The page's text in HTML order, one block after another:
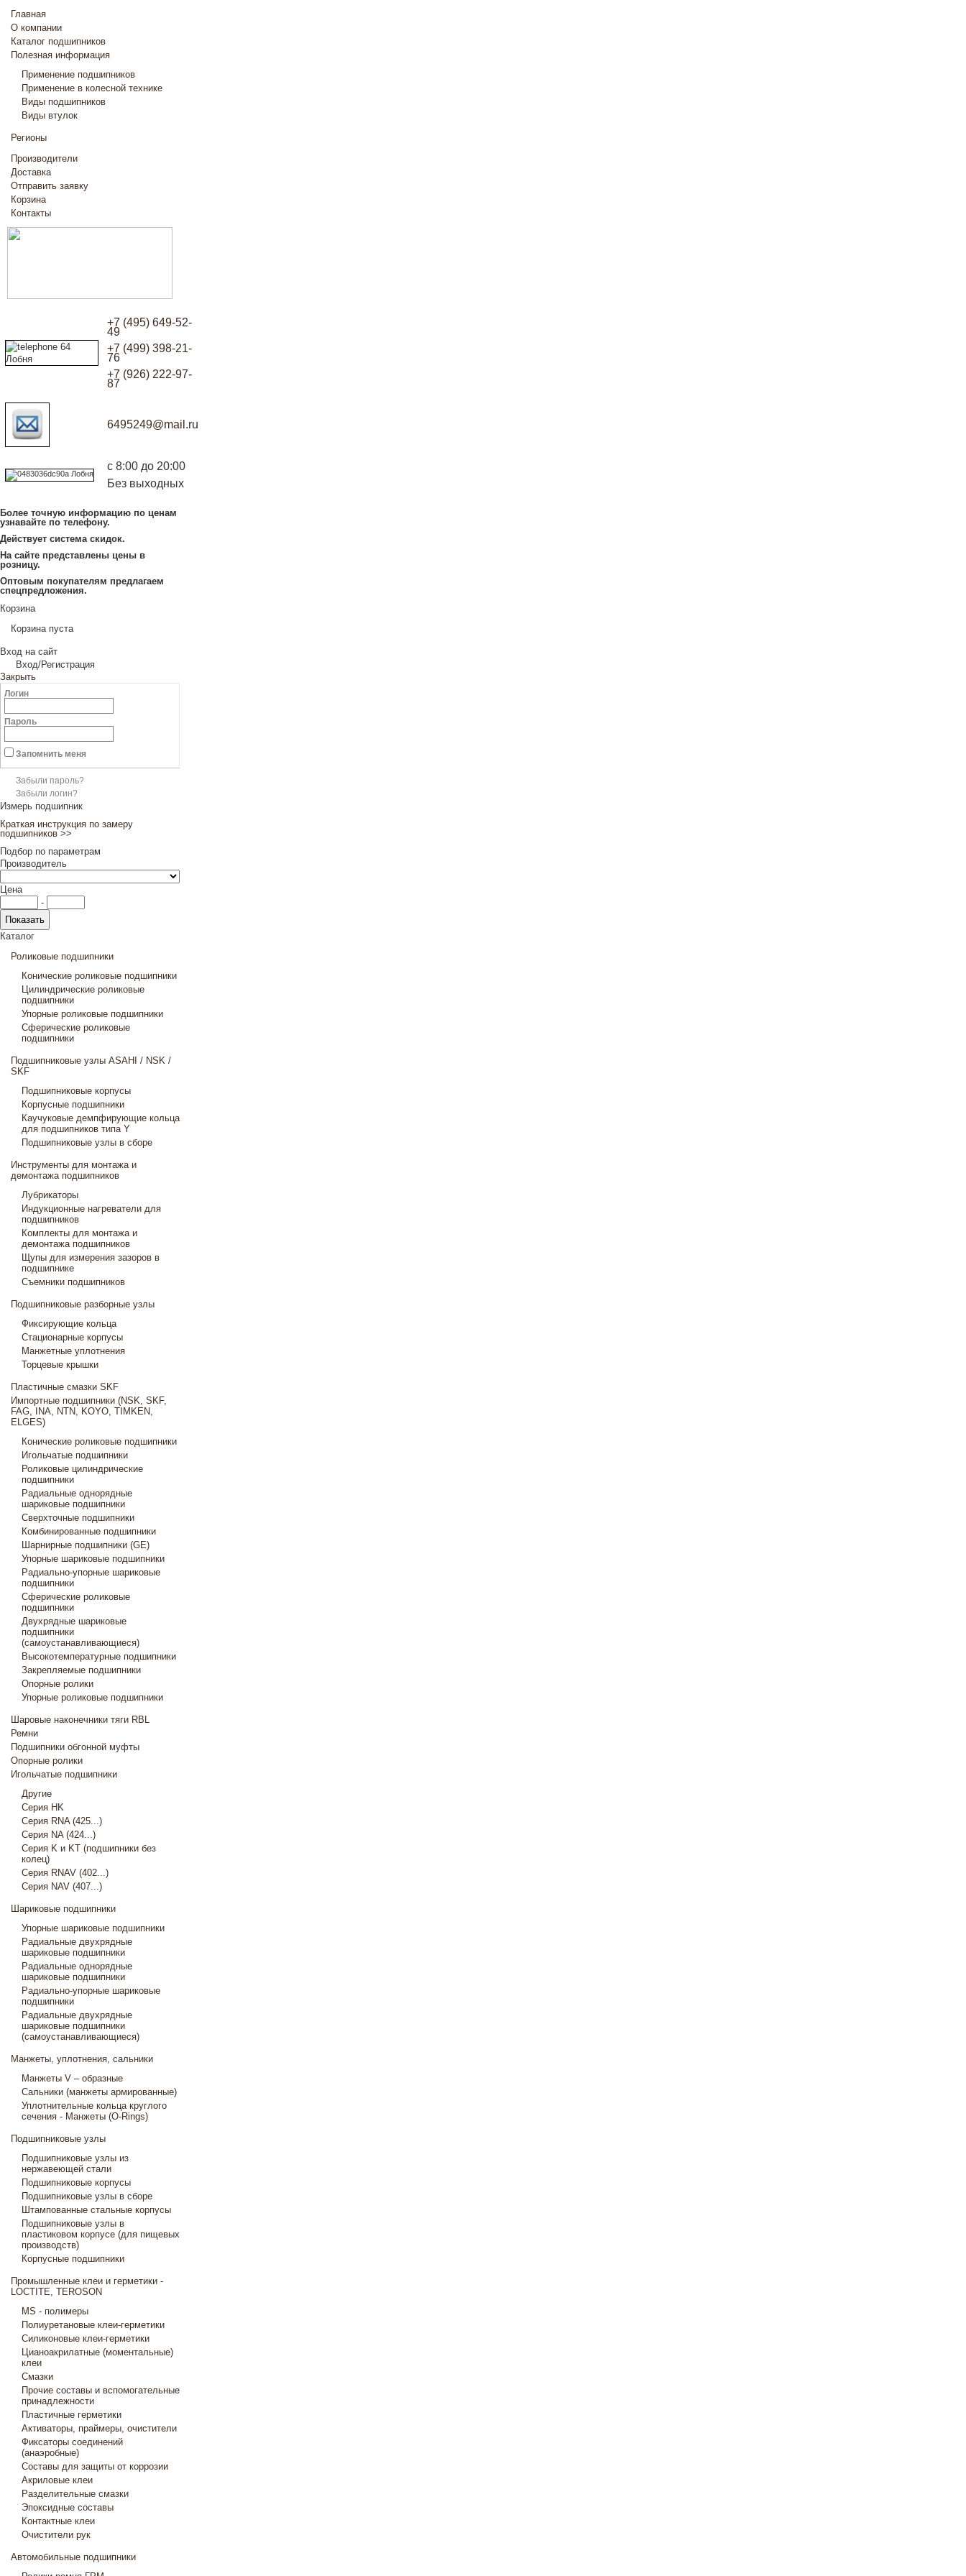
Главная
О компании
Каталог подшипников
Полезная информация
Применение подшипников
Применение в колесной технике
Виды подшипников
Виды втулок
Регионы
Производители
Доставка
Отправить заявку
Корзина
Контакты
+7 (495) 649-52-
49
+7 (499) 398-21-
76
+7 (926) 222-97-
87
6495249@mail.ru
с 8:00 до 20:00
Без выходных
Более точную информацию по ценам
узнавайте по телефону.
Действует система скидок.
На сайте представлены цены в
розницу.
Оптовым покупателям предлагаем
спецпредложения.
Корзина
Корзина пуста
Вход на сайт
Вход/Регистрация
Закрыть
Логин
Пароль
Запомнить меня
Забыли пароль?
Забыли логин?
Измерь подшипник
Краткая инструкция по замеру
подшипников >>
Подбор по параметрам
Производитель
Цена
-
Каталог
Роликовые подшипники
Конические роликовые подшипники
Цилиндрические роликовые
подшипники
Упорные роликовые подшипники
Сферические роликовые
подшипники
Подшипниковые узлы ASAHI / NSK /
SKF
Подшипниковые корпусы
Корпусные подшипники
Каучуковые демпфирующие кольца
для подшипников типа Y
Подшипниковые узлы в сборе
Инструменты для монтажа и
демонтажа подшипников
Лубрикаторы
Индукционные нагреватели для
подшипников
Комплекты для монтажа и
демонтажа подшипников
Щупы для измерения зазоров в
подшипнике
Съемники подшипников
Подшипниковые разборные узлы
Фиксирующие кольца
Стационарные корпусы
Манжетные уплотнения
Торцевые крышки
Пластичные смазки SKF
Импортные подшипники (NSK, SKF,
FAG, INA, NTN, KOYO, TIMKEN,
ELGES)
Конические роликовые подшипники
Игольчатые подшипники
Роликовые цилиндрические
подшипники
Радиальные однорядные
шариковые подшипники
Сверхточные подшипники
Комбинированные подшипники
Шарнирные подшипники (GE)
Упорные шариковые подшипники
Радиально-упорные шариковые
подшипники
Сферические роликовые
подшипники
Двухрядные шариковые
подшипники
(самоустанавливающиеся)
Высокотемпературные подшипники
Закрепляемые подшипники
Опорные ролики
Упорные роликовые подшипники
Шаровые наконечники тяги RBL
Ремни
Подшипники обгонной муфты
Опорные ролики
Игольчатые подшипники
Другие
Серия HK
Серия RNA (425...)
Серия NA (424...)
Серия K и KT (подшипники без
колец)
Серия RNAV (402...)
Серия NAV (407...)
Шариковые подшипники
Упорные шариковые подшипники
Радиальные двухрядные
шариковые подшипники
Радиальные однорядные
шариковые подшипники
Радиально-упорные шариковые
подшипники
Радиальные двухрядные
шариковые подшипники
(самоустанавливающиеся)
Манжеты, уплотнения, сальники
Манжеты V – образные
Сальники (манжеты армированные)
Уплотнительные кольца круглого
сечения - Манжеты (O-Rings)
Подшипниковые узлы
Подшипниковые узлы из
нержавеющей стали
Подшипниковые корпусы
Подшипниковые узлы в сборе
Штампованные стальные корпусы
Подшипниковые узлы в
пластиковом корпусе (для пищевых
производств)
Корпусные подшипники
Промышленные клеи и герметики -
LOCTITE, TEROSON
MS - полимеры
Полиуретановые клеи-герметики
Силиконовые клеи-герметики
Цианоакрилатные (моментальные)
клеи
Смазки
Прочие составы и вспомогательные
принадлежности
Пластичные герметики
Активаторы, праймеры, очистители
Фиксаторы соединений
(анаэробные)
Составы для защиты от коррозии
Акриловые клеи
Разделительные смазки
Эпоксидные составы
Контактные клеи
Очистители рук
Автомобильные подшипники